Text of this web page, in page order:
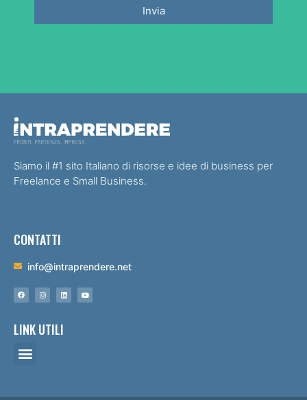
Invia
Siamo il #1 sito Italiano di risorse e idee di business per
Freelance e Small Business.
CONTATTI
info@intraprendere.net
LINK UTILI